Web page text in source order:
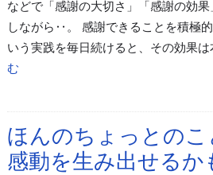
などで「感謝の大切さ」「感謝の効
しながら‥。 感謝できることを積極
いう実践を毎日続けると、その効果
む
ほんのちょっとの
感動を生み出せるか